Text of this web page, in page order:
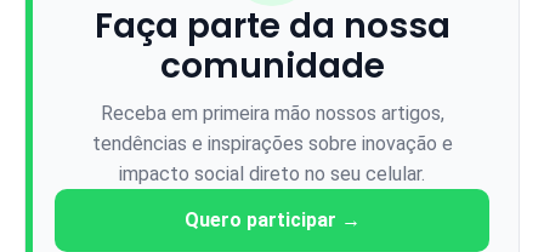
Faça parte da nossa
comunidade
Receba em primeira mão nossos artigos,
tendências e inspirações sobre inovação e
impacto social direto no seu celular.
Quero participar →